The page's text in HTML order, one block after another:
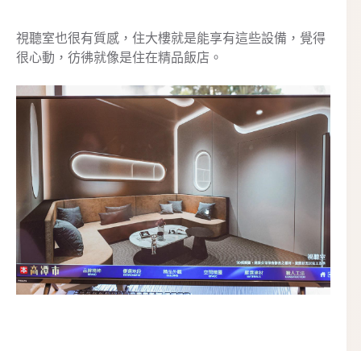
視聽室也很有質感，住大樓就是能享有這些設備，覺得
很心動，彷彿就像是住在精品飯店。